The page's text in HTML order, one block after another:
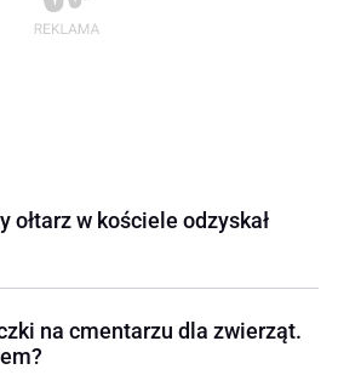
ołtarz w kościele odzyskał
na cmentarzu dla zwierząt.